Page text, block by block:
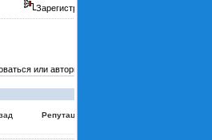
Зарегистрирован
или авторизоваться
Репутация